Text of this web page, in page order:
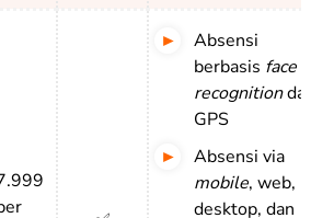
Absensi
berbasis face
recognitiondan
GPS
Absensi via
mobile, web,
desktop, dan